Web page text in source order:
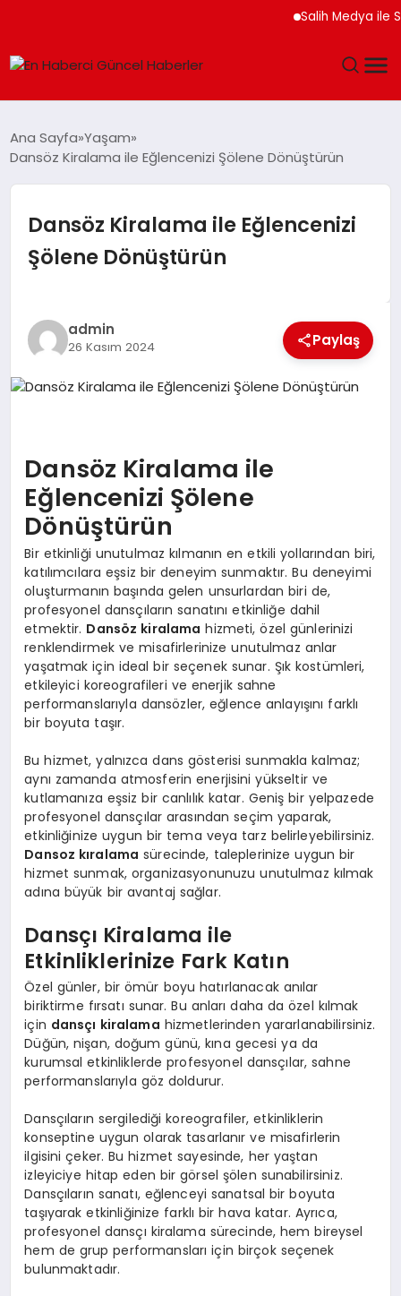
Salih Medya ile
SAĞLIK
TEKNOLOJI
DÜNYA
SIYASET
Ana Sayfa Yaşam
Dansöz Kiralama ile Eğlencenizi Şölene Dönüştürün
Dansöz Kiralama ile Eğlencenizi
Şölene Dönüştürün
admin
26 Kasım 2024 Paylaş
Dansöz Kiralama ile
Eğlencenizi Şölene
Dönüştürün
Bir etkinliği unutulmaz kılmanın en etkili yollarından biri,
katılımcılara eşsiz bir deneyim sunmaktır. Bu deneyimi
oluşturmanın başında gelen unsurlardan biri de,
profesyonel dansçıların sanatını etkinliğe dahil
etmektir. Dansöz kiralama hizmeti, özel günlerinizi
renklendirmek ve misafirlerinize unutulmaz anlar
yaşatmak için ideal bir seçenek sunar. Şık kostümleri,
etkileyici koreografileri ve enerjik sahne
performanslarıyla dansözler, eğlence anlayışını farklı
bir boyuta taşır.
Bu hizmet, yalnızca dans gösterisi sunmakla kalmaz;
aynı zamanda atmosferin enerjisini yükseltir ve
kutlamanıza eşsiz bir canlılık katar. Geniş bir yelpazede
profesyonel dansçılar arasından seçim yaparak,
etkinliğinize uygun bir tema veya tarz belirleyebilirsiniz.
Dansoz kıralama sürecinde, taleplerinize uygun bir
hizmet sunmak, organizasyonunuzu unutulmaz kılmak
adına büyük bir avantaj sağlar.
Dansçı Kiralama ile
Etkinliklerinize Fark Katın
Özel günler, bir ömür boyu hatırlanacak anılar
biriktirme fırsatı sunar. Bu anları daha da özel kılmak
için dansçı kiralama hizmetlerinden yararlanabilirsiniz.
Düğün, nişan, doğum günü, kına gecesi ya da
kurumsal etkinliklerde profesyonel dansçılar, sahne
performanslarıyla göz doldurur.
Dansçıların sergilediği koreografiler, etkinliklerin
konseptine uygun olarak tasarlanır ve misafirlerin
ilgisini çeker. Bu hizmet sayesinde, her yaştan
izleyiciye hitap eden bir görsel şölen sunabilirsiniz.
Dansçıların sanatı, eğlenceyi sanatsal bir boyuta
taşıyarak etkinliğinize farklı bir hava katar. Ayrıca,
profesyonel dansçı kiralama sürecinde, hem bireysel
hem de grup performansları için birçok seçenek
bulunmaktadır.